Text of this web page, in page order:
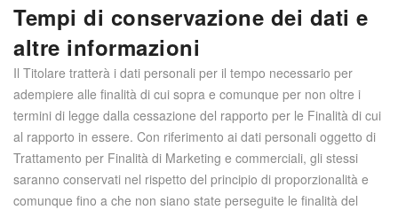
Tempi di conservazione dei dati e
altre informazioni
Il Titolare tratterà i dati personali per il tempo necessario per
adempiere alle finalità di cui sopra e comunque per non oltre i
termini di legge dalla cessazione del rapporto per le Finalità di cui
al rapporto in essere. Con riferimento ai dati personali oggetto di
Trattamento per Finalità di Marketing e commerciali, gli stessi
saranno conservati nel rispetto del principio di proporzionalità e
comunque fino a che non siano state perseguite le finalità del